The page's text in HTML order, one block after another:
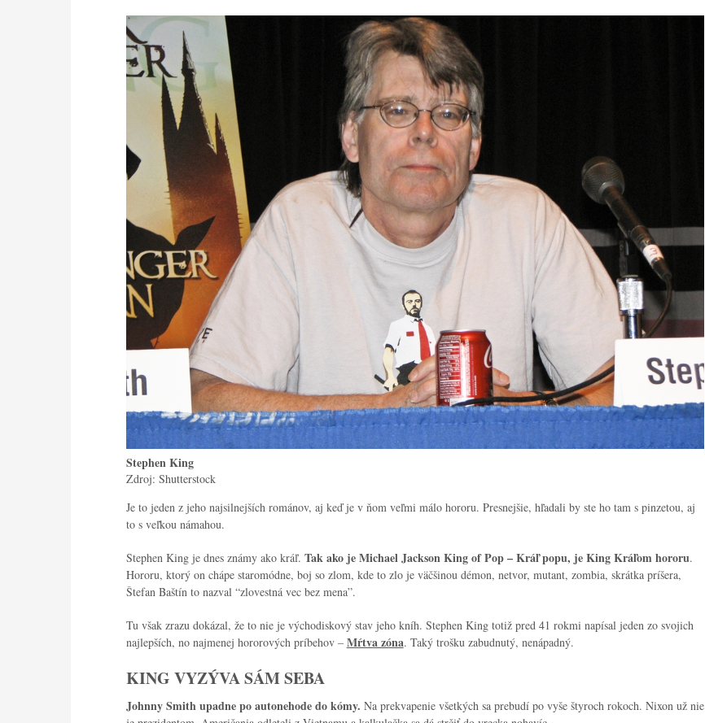
Stephen King
Zdroj: Shutterstock
Je to jeden z jeho najsilnejších románov, aj keď je v ňom veľmi málo hororu. Presnejšie, hľadali by ste ho tam s pinzetou, aj
to s veľkou námahou.
Stephen King je dnes známy ako kráľ. Tak ako je Michael Jackson King of Pop – Kráľ popu, je King Kráľom hororu.
Hororu, ktorý on chápe staromódne, boj so zlom, kde to zlo je väčšinou démon, netvor, mutant, zombia, skrátka príšera,
Štefan Baštín to nazval “zlovestná vec bez mena”.
Tu však zrazu dokázal, že to nie je východiskový stav jeho kníh. Stephen King totiž pred 41 rokmi napísal jeden zo svojich
najlepších, no najmenej hororových príbehov – Mŕtva zóna. Taký trošku zabudnutý, nenápadný.
KING VYZÝVA SÁM SEBA
Johnny Smith upadne po autonehode do kómy. Na prekvapenie všetkých sa prebudí po vyše štyroch rokoch. Nixon už nie